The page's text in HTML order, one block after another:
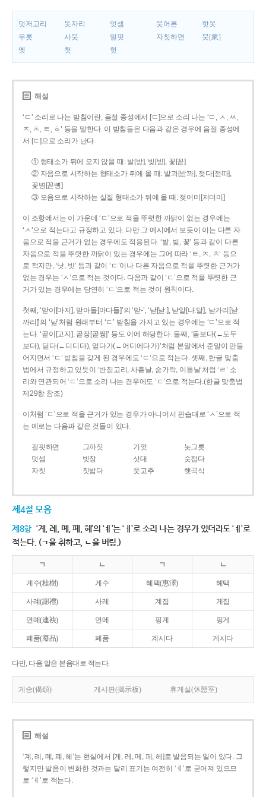
덧저고리 돗자리 엇셈 웃어른
핫옷
무릇
사뭇 얼핏 자칫하면
뭇[衆]
옛
첫 헛
해설
‘ㄷ’ 소리로 나는 받침이란, 음절 종성에서 [ㄷ]으로 소리 나는 ‘ㄷ, ㅅ, ㅆ,
ㅈ, ㅊ, ㅌ, ㅎ’ 등을 말한다. 이 받침들은 다음과 같은 경우에 음절 종성에
서 [ㄷ]으로 소리가 난다.
① 형태소가 뒤에 오지 않을 때: 밭[받], 빚[빋], 꽃[꼳]
② 자음으로 시작하는 형태소가 뒤에 올 때: 밭과[받꽈], 젖다[젇따],
꽃병[꼳뼝]
③ 모음으로 시작하는 실질 형태소가 뒤에 올 때: 젖어미[저더미]
이 조항에서는 이 가운데 ‘ㄷ’으로 적을 뚜렷한 까닭이 없는 경우에는
‘ㅅ’으로 적는다고 규정하고 있다. 다만 그 예시에서 보듯이 이는 다른 자
음으로 적을 근거가 없는 경우에도 적용된다. ‘밭, 빚, 꽃’ 등과 같이 다른
자음으로 적을 뚜렷한 까닭이 있는 경우에는 그에 따라 ‘ㅌ, ㅈ, ㅊ’ 등으
로 적지만, ‘낫, 빗’ 등과 같이 ‘ㄷ’이나 다른 자음으로 적을 뚜렷한 근거가
없는 경우는 ‘ㅅ’으로 적는 것이다. 다음과 같이 ‘ㄷ’으로 적을 뚜렷한 근
거가 있는 경우에는 당연히 ‘ㄷ’으로 적는 것이 원칙이다.
첫째, ‘맏이[마지], 맏아들[마다들]’의 ‘맏-’, ‘낟[낟ː], 낟알[나ː달], 낟가리[낟ː
까리]’의 ‘낟’처럼 원래부터 ‘ㄷ’ 받침을 가지고 있는 경우에는 ‘ㄷ’으로 적
는다. ‘곧이[고지], 곧장[곧짱]’ 등도 이에 해당한다. 둘째, ‘돋보다(←도두
보다), 딛다(←디디다), 얻다가(←어디에다가)’처럼 본말에서 준말이 만들
어지면서 ‘ㄷ’ 받침을 갖게 된 경우에도 ‘ㄷ’으로 적는다. 셋째, 한글 맞춤
법에서 규정하고 있듯이 ‘반짇고리, 사흗날, 숟가락, 이튿날’처럼 ‘ㄹ’ 소
리와 연관되어 ‘ㄷ’으로 소리 나는 경우에도 ‘ㄷ’으로 적는다.(한글 맞춤법
제29항 참조)
이처럼 ‘ㄷ’으로 적을 근거가 있는 경우가 아니어서 관습대로 ‘ㅅ’으로 적
는 예로는 다음과 같은 것들이 있다.
걸핏하면 그까짓 기껏
놋그릇
덧셈
빗장 삿대
숫접다
자칫
짓밟다 풋고추 햇곡식
제4절 모음
제8항 ‘계, 례, 몌, 폐, 혜’의 ‘ㅖ’는 ‘ㅔ’로 소리 나는 경우가 있더라도 ‘ㅖ’로
적는다. (ㄱ을 취하고, ㄴ을 버림.)
ㄱ ㄴ ㄱ ㄴ
계수(桂樹) 게수 혜택(惠澤) 헤택
사례(謝禮) 사레 계집 게집
연몌(連袂) 연메 핑계 핑게
폐품(廢品) 페품 계시다 게시다
다만, 다음 말은 본음대로 적는다.
게송(偈頌) 게시판(揭示板) 휴게실(休憩室)
해설
‘계, 례, 몌, 폐, 혜’는 현실에서 [게, 레, 메, 페, 헤]로 발음되는 일이 있다. 그
렇지만 발음이 변화한 것과는 달리 표기는 여전히 ‘ㅖ’로 굳어져 있으므
로 ‘ㅖ’로 적는다.